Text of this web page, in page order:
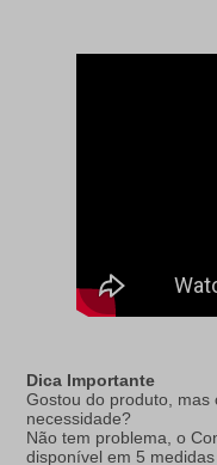
Dica Importante
Gostou do produto, mas
necessidade?
Não tem problema, o
disponível em 5